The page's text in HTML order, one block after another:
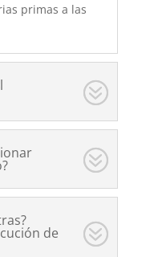
primas a las
de